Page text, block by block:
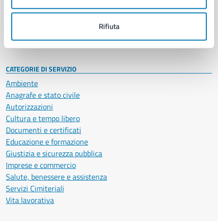
Rifiuta
Personale amministrativo
CATEGORIE DI SERVIZIO
Ambiente
Anagrafe e stato civile
Autorizzazioni
Cultura e tempo libero
Documenti e certificati
Educazione e formazione
Giustizia e sicurezza pubblica
Imprese e commercio
Salute, benessere e assistenza
Servizi Cimiteriali
Vita lavorativa